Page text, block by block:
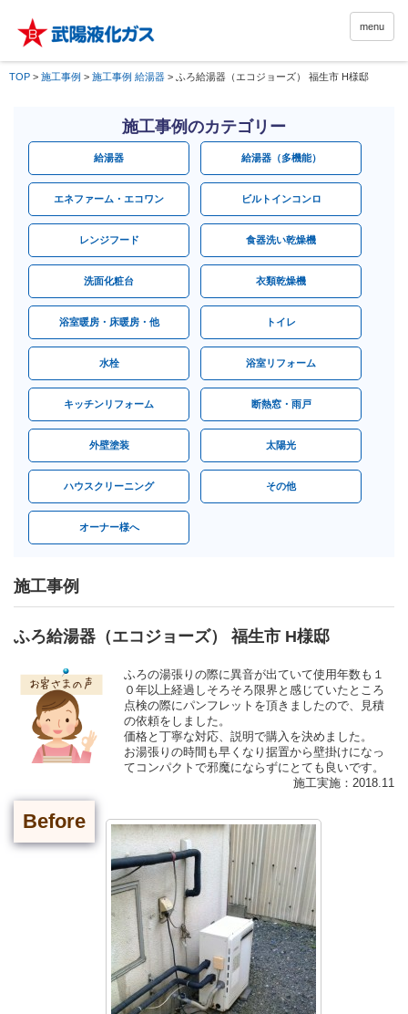
menu
TOP > 施工事例 > 施工事例 給湯器 > ふろ給湯器（エコジョーズ） 福生市 H様邸
施工事例のカテゴリー
給湯器 給湯器（多機能）
エネファーム・エコワン ビルトインコンロ
レンジフード 食器洗い乾燥機
洗面化粧台 衣類乾燥機
浴室暖房・床暖房・他 トイレ
水栓 浴室リフォーム
キッチンリフォーム 断熱窓・雨戸
外壁塗装 太陽光
ハウスクリーニング その他
オーナー様へ
施工事例
ふろ給湯器（エコジョーズ） 福生市 H様邸
ふろの湯張りの際に異音が出ていて使用年数も１
０年以上経過しそろそろ限界と感じていたところ
点検の際にパンフレットを頂きましたので、見積
の依頼をしました。
価格と丁寧な対応、説明で購入を決めました。
お湯張りの時間も早くなり据置から壁掛けになっ
てコンパクトで邪魔にならずにとても良いです。
施工実施：2018.11
Before